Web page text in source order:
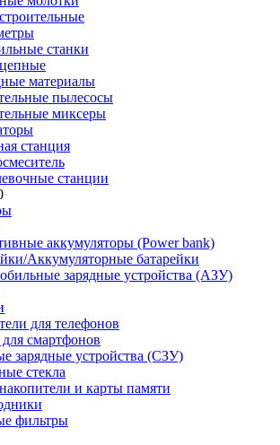
станки
материалы
пылесосы
миксеры
станция
станции
аккумуляторы (Power bank)
Аккумуляторные батарейки
зарядные устройства (АЗУ)
для телефонов
смартфонов
зарядные устройства (СЗУ)
стекла
и карты памяти
фильтры